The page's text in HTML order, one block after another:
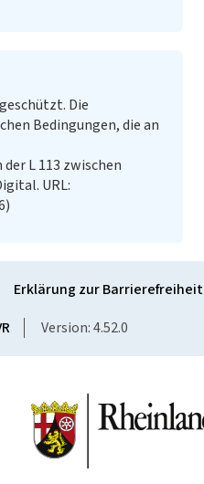
Die
Bedingungen, die an
L 113 zwischen
URL:
Erklärung zur Barrierefreiheit
Version: 4.52.0